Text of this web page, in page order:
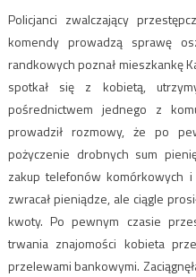
Policjanci zwalczający
komendy prowadzą sprawę
randkowych poznał mieszkankę
spotkał się z kobietą,
pośrednictwem jednego z
prowadził rozmowy, że po
pożyczenie drobnych sum
zakup telefonów komórkowych
zwracał pieniądze, ale ciągle
kwoty. Po pewnym czasie
trwania znajomości kobieta
przelewami bankowymi.